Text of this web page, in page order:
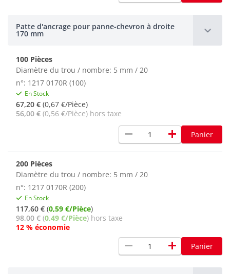
Patte d'ancrage pour panne-chevron à droite
170 mm
100 Pièces
Diamètre du trou / nombre: 5 mm / 20
n°: 1217 0170R (100)
En Stock
67,20 € (0,67 €/Pièce)
56,00 € (0,56 €/Pièce) hors taxe
remove add Panier
200 Pièces
Diamètre du trou / nombre: 5 mm / 20
n°: 1217 0170R (200)
En Stock
117,60 € (0,59 €/Pièce)
98,00 € (0,49 €/Pièce) hors taxe
12 % économie
remove add Panier